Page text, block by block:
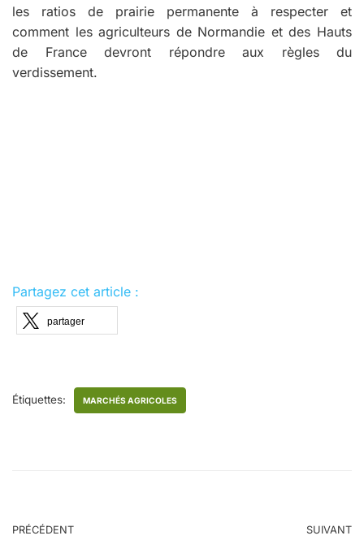
les ratios de prairie permanente à respecter et
comment les agriculteurs de Normandie et des Hauts
de France devront répondre aux règles du
verdissement.
Partagez cet article :
partager
Étiquettes: MARCHÉS AGRICOLES
PRÉCÉDENT SUIVANT